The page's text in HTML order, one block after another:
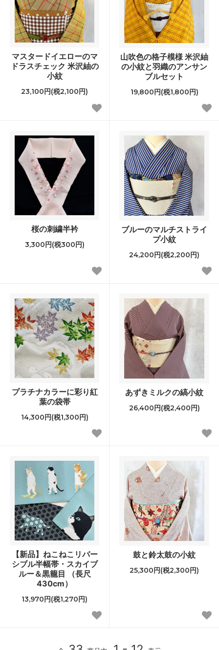
マスタードイエローのマ
ドラスチェック 米沢紬の
小紋
23,100円(税2,100円)
山吹色の格子模様 米沢紬
の小紋と羽織のアンサン
ブルセット
19,800円(税1,800円)
桜の刺繍半衿
3,300円(税300円)
ブルーのマルチストライ
プ小紋
24,200円(税2,200円)
プラチナカラーに彩り紅
葉の袋帯
14,300円(税1,300円)
あずきミルクの縞小紋
26,400円(税2,400円)
【新品】ねこねこリバー
シブル半幅帯・スカイブ
ルー＆黒籠目 （長尺
430cm）
13,970円(税1,270円)
鼓と鈴太鼓の小紋
25,300円(税2,300円)